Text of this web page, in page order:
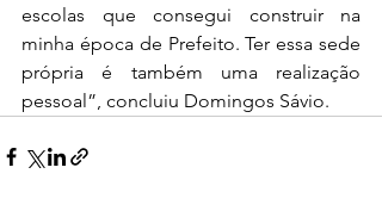
escolas que consegui construir na
minha época de Prefeito. Ter essa sede
própria é também uma realização
pessoal”, concluiu Domingos Sávio.